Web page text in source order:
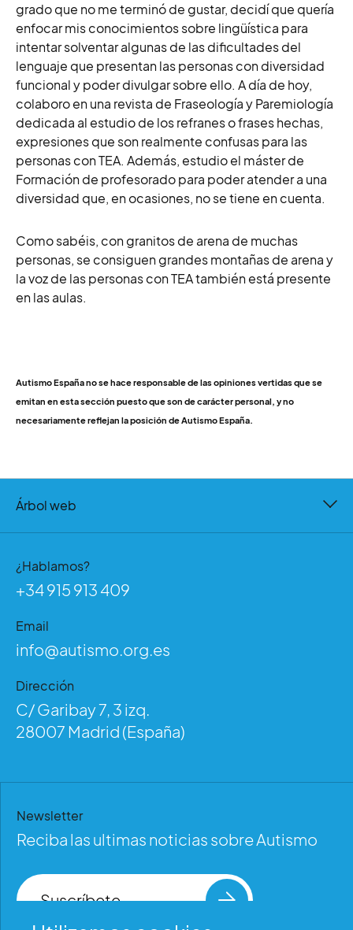
grado que no me terminó de gustar, decidí que quería
enfocar mis conocimientos sobre lingüística para
intentar solventar algunas de las dificultades del
lenguaje que presentan las personas con diversidad
funcional y poder divulgar sobre ello. A día de hoy,
colaboro en una revista de Fraseología y Paremiología
dedicada al estudio de los refranes o frases hechas,
expresiones que son realmente confusas para las
personas con TEA. Además, estudio el máster de
Formación de profesorado para poder atender a una
diversidad que, en ocasiones, no se tiene en cuenta.
Como sabéis, con granitos de arena de muchas
personas, se consiguen grandes montañas de arena y
la voz de las personas con TEA también está presente
en las aulas.
Autismo España no se hace responsable de las opiniones vertidas que se
emitan en esta sección puesto que son de carácter personal, y no
necesariamente reflejan la posición de Autismo España.
Árbol web
¿Hablamos?
+34 915 913 409
Email
info@autismo.org.es
Dirección
C/ Garibay 7, 3 izq.
28007 Madrid (España)
Newsletter
Reciba las ultimas noticias sobre Autismo
Suscríbete